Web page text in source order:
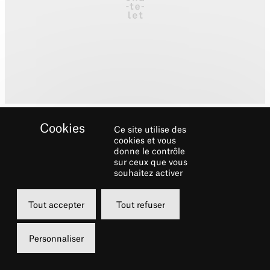
Biographie
François Saint-Yves débute ses études de
piano, clavecin, formation musicale, écriture
au CNR de Caen et entre au CNSMD de Paris
Ce site utilise des
cookies et vous
donne le contrôle
sur ceux que vous
souhaitez activer
Tout accepter Tout refuser
Personnaliser